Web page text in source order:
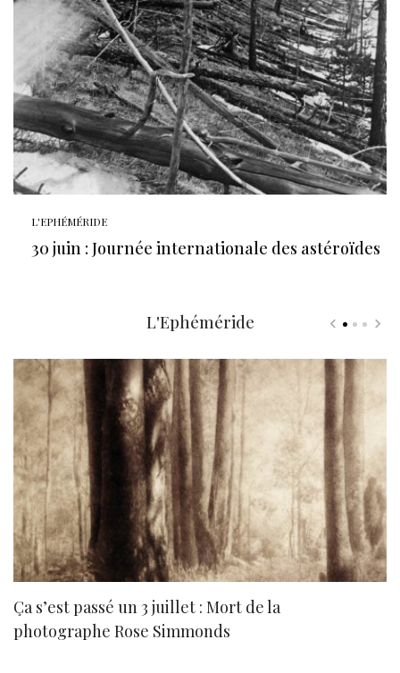
L'EPHÉMÉRIDE
30 juin : Journée internationale des astéroïdes
L'Ephéméride
Ça s’est passé un 3 juillet : Mort de la
photographe Rose Simmonds